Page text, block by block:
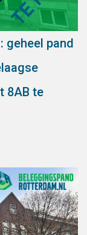
geheel pand
8AB te